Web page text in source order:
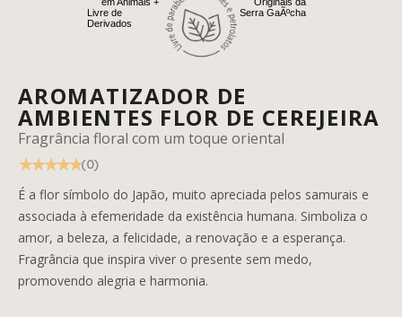
AROMATIZADOR DE
AMBIENTES FLOR DE CEREJEIRA
Fragrância floral com um toque oriental
(0)
É a flor símbolo do Japão, muito apreciada pelos samurais e
associada à efemeridade da existência humana. Simboliza o
amor, a beleza, a felicidade, a renovação e a esperança.
Fragrância que inspira viver o presente sem medo,
promovendo alegria e harmonia.